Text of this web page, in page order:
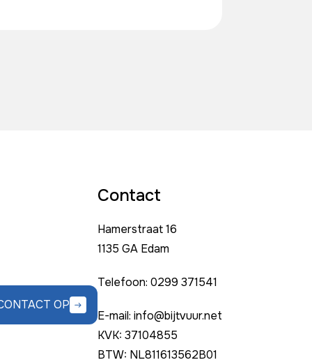
OP
Contact
Hamerstraat 16
1135 GA Edam
Telefoon: 0299 371541
E-mail: info@bijtvuur.net
KVK: 37104855
BTW: NL811613562B01